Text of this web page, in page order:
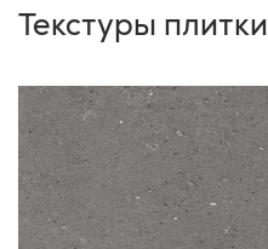
Текстуры плитки